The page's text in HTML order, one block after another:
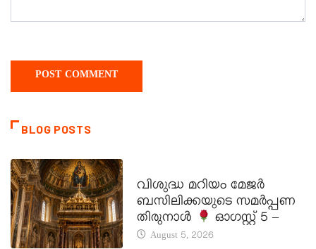
BLOG POSTS
വിശുദ്ധ മറിയം മേജർ
ബസിലിക്കയുടെ സമർപ്പണ
തിരുനാൾ
ഓഗസ്റ്റ് 5 –
August 5, 2026